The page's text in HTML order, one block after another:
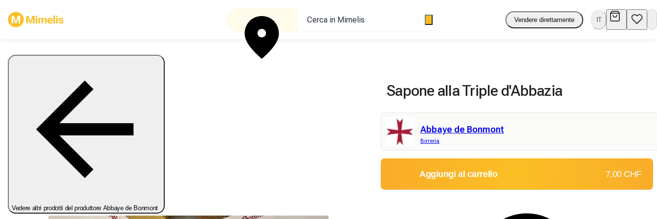
Cerca in Mimelis Vendere direttamente IT
Vedere altri prodotti del produttore Abbaye de Bonmont
Sapone alla Triple d'Abbazia
Abbaye de Bonmont
Birreria
Aggiungi al carrello 7,00 CHF